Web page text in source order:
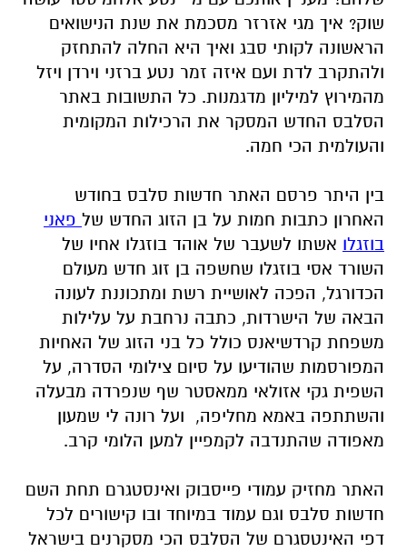
שוק? איך מגי אזרזר מסכמת את שנת הנישואים
הראשונה לקותי סבג ואיך היא החלה להתחזק
ולהתקרב לדת ועם איזה זמר נטע ברזני וירדן ויזל
מהמירוץ למיליון מדגמנות. כל התשובות באתר
הסלבס החדש המסקר את הרכילות המקומית
והעולמית הכי חמה.
בין היתר פרסם האתר חדשות סלבס בחודש
האחרון כתבות חמות על בן הזוג החדש של פאני
בוזגלו אשתו לשעבר של אוהד בוזגלו אחיו של
השורד אסי בוזגלו שחשפה בן זוג חדש מעולם
הכדורגל, הפכה לאושיית רשת ומתכוננת לעונה
הבאה של הישרדות, כתבה נרחבת על עלילות
משפחת קרדשיאנס כולל כל בני הזוג של האחיות
המפורסמות שהודיעו על סיום צילומי הסדרה, על
השפית גקי אזולאי ממאסטר שף שנפרדה מבעלה
והשתתפה באמא מחליפה, ועל רונה לי שמעון
מאפודה שהתנדבה לקמפיין למען הלומי קרב.
האתר מחזיק עמודי פייסבוק ואינסטגרם תחת השם
חדשות סלבס וגם עמוד במיוחד ובו קישורים לכל
דפי האינטסגרם של הסלבס הכי מסקרנים בישראל